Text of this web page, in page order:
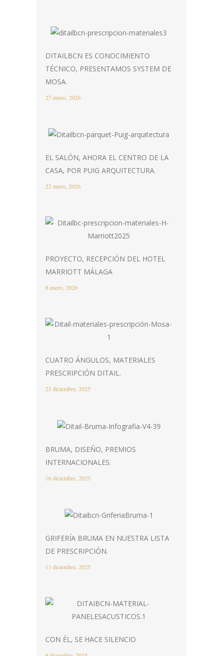
DITAILBCN ES CONOCIMIENTO
TÉCNICO, PRESENTAMOS SYSTEM DE
MOSA.
27 enero, 2026
EL SALÓN, AHORA EL CENTRO DE LA
CASA, POR PUIG ARQUITECTURA.
22 enero, 2026
PROYECTO, RECEPCIÓN DEL HOTEL
MARRIOTT MÁLAGA
8 enero, 2026
CUATRO ÁNGULOS, MATERIALES
PRESCRIPCIÓN DITAIL.
23 diciembre, 2025
BRUMA, DISEÑO, PREMIOS
INTERNACIONALES.
16 diciembre, 2025
GRIFERÍA BRUMA EN NUESTRA LISTA
DE PRESCRIPCIÓN.
11 diciembre, 2025
CON ÉL, SE HACE SILENCIO